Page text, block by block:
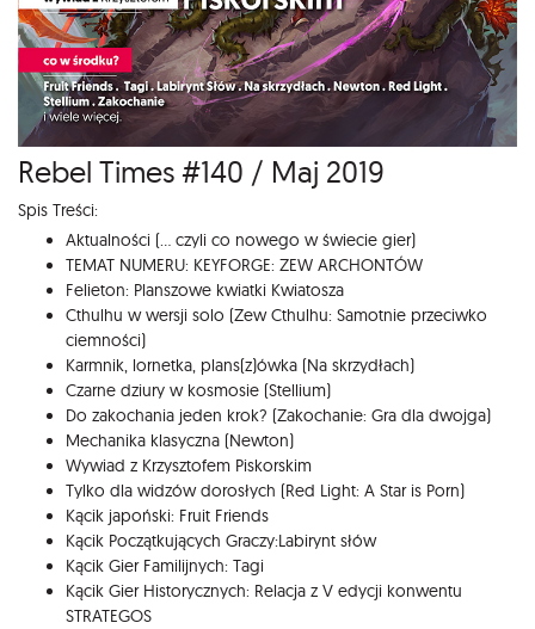
Rebel Times #140 / Maj 2019
Spis Treści:
Aktualności (... czyli co nowego w świecie gier)
TEMAT NUMERU: KEYFORGE: ZEW ARCHONTÓW
Felieton: Planszowe kwiatki Kwiatosza
Cthulhu w wersji solo (Zew Cthulhu: Samotnie przeciwko
ciemności)
Karmnik, lornetka, plans(z)ówka (Na skrzydłach)
Czarne dziury w kosmosie (Stellium)
Do zakochania jeden krok? (Zakochanie: Gra dla dwojga)
Mechanika klasyczna (Newton)
Wywiad z Krzysztofem Piskorskim
Tylko dla widzów dorosłych (Red Light: A Star is Porn)
Kącik japoński: Fruit Friends
Kącik Początkujących Graczy:Labirynt słów
Kącik Gier Familijnych: Tagi
Kącik Gier Historycznych: Relacja z V edycji konwentu
STRATEGOS